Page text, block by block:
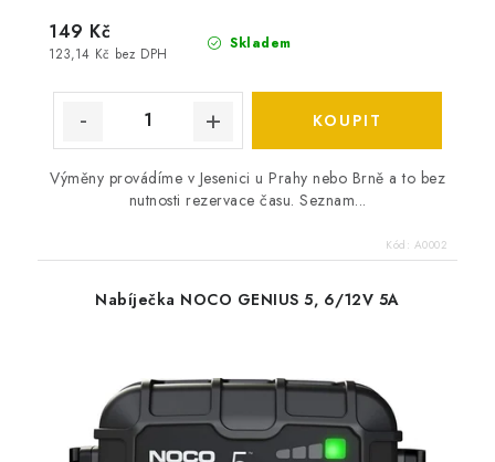
Skladem
123,14 Kč bez DPH
149 Kč
Výměny provádíme v Jesenici u Prahy nebo Brně a to bez
nutnosti rezervace času. Seznam...
Kód: A0002
Nabíječka NOCO GENIUS 5, 6/12V 5A